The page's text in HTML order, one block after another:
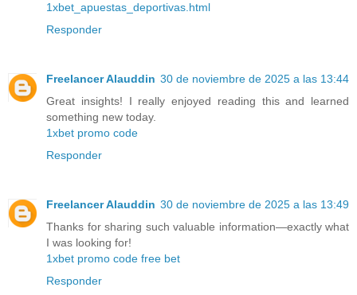
1xbet_apuestas_deportivas.html
Responder
Freelancer Alauddin 30 de noviembre de 2025 a las 13:44
Great insights! I really enjoyed reading this and learned
something new today.
1xbet promo code
Responder
Freelancer Alauddin 30 de noviembre de 2025 a las 13:49
Thanks for sharing such valuable information—exactly what
I was looking for!
1xbet promo code free bet
Responder